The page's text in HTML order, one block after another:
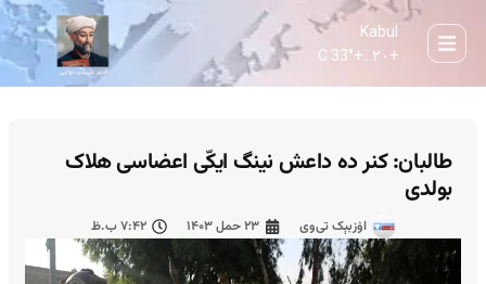
Kabul
+ ۲۰... +
33° C
طالبان: کنر ده داعش نینگ ایکّی اعضاسی هلاک
بولدی
اۉزبېک تی‌وی ۲۳ حمل ۱۴۰۳ ۷:۴۲ ب.ظ